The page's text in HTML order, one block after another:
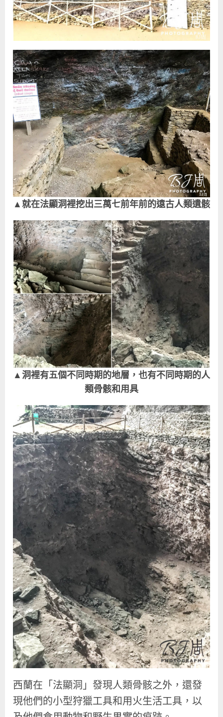
▲就在法顯洞裡挖出三萬七前年前的遠古人類遺骸
▲洞裡有五個不同時期的地層，也有不同時期的人
類骨骸和用具
西蘭在「法顯洞」發現人類骨骸之外，還發
現他們的小型狩獵工具和用火生活工具，以